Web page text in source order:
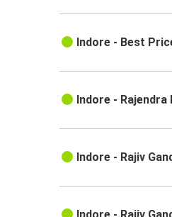
Indore - Best
Indore - Rajendra
Indore - Rajiv